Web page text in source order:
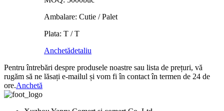
Ambalare: Cutie / Palet
Plata: T / T
Anchetădetaliu
Pentru întrebări despre produsele noastre sau lista de prețuri, vă
rugăm să ne lăsați e-mailul și vom fi în contact în termen de 24 de
ore.Anchetă